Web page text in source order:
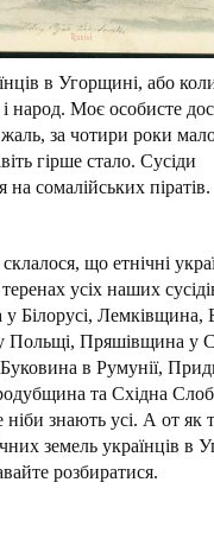
в Угорщині, або
народ. Моє особисте
за чотири роки
гірше стало. Сусіди
на сомалійських піратів.
що етнічні
усіх наших
Білорусі, Лемківщина,
Польщі, Пряшівщина у
в Румунії,
та Східна
ніби знають усі. А от як
земель українців в
розбиратися.